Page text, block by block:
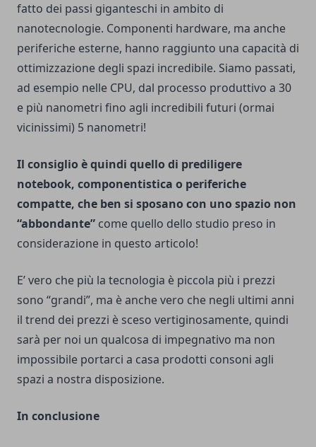
fatto dei passi giganteschi in ambito di
nanotecnologie. Componenti hardware, ma anche
periferiche esterne, hanno raggiunto una capacità di
ottimizzazione degli spazi incredibile. Siamo passati,
ad esempio nelle CPU, dal processo produttivo a 30
e più nanometri fino agli incredibili futuri (ormai
vicinissimi) 5 nanometri!
Il consiglio è quindi quello di prediligere
notebook, componentistica o periferiche
compatte, che ben si sposano con uno spazio non
“abbondante” come quello dello studio preso in
considerazione in questo articolo!
E’ vero che più la tecnologia è piccola più i prezzi
sono “grandi”, ma è anche vero che negli ultimi anni
il trend dei prezzi è sceso vertiginosamente, quindi
sarà per noi un qualcosa di impegnativo ma non
impossibile portarci a casa prodotti consoni agli
spazi a nostra disposizione.
In conclusione